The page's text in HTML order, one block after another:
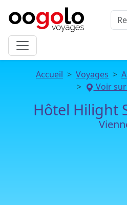
Accueil Voyages
Voir
Hôtel Hilight